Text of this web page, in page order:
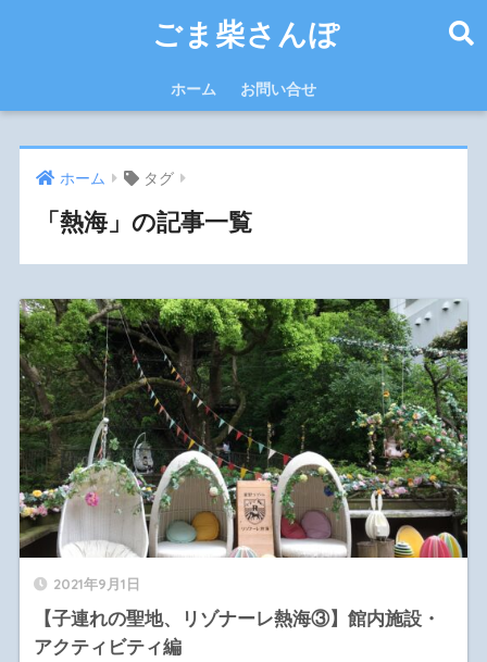
ごま柴さんぽ
ホーム お問い合せ
ホーム タグ
「熱海」の記事一覧
2021年9月1日
【子連れの聖地、リゾナーレ熱海③】館内施設・
アクティビティ編